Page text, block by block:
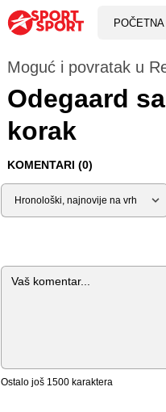
POČETNA
Moguć i povratak u
Odegaard
korak
KOMENTARI (0)
Sortiraj
Komentar
Ostalo još 1500 karaktera